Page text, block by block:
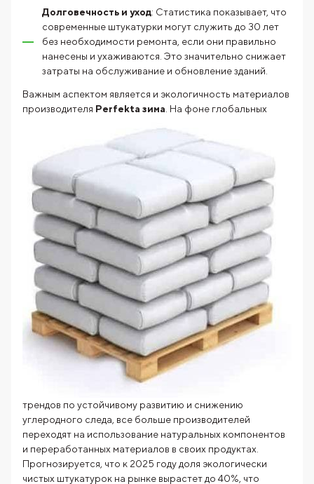
Долговечность и уход: Статистика показывает, что
современные штукатурки могут служить до 30 лет
без необходимости ремонта, если они правильно
нанесены и ухаживаются. Это значительно снижает
затраты на обслуживание и обновление зданий.
Важным аспектом является и экологичность материалов
производителя Perfekta зима . На фоне глобальных
трендов по устойчивому развитию и снижению
углеродного следа, все больше производителей
переходят на использование натуральных компонентов
и переработанных материалов в своих продуктах.
Прогнозируется, что к 2025 году доля экологически
чистых штукатурок на рынке вырастет до 40%, что